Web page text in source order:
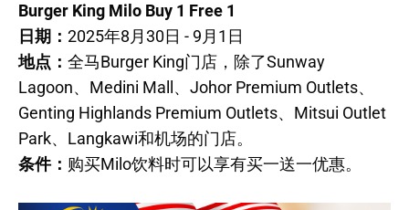
Burger King Milo Buy 1 Free 1
日期： 2025年8月30日 - 9月1日
地点： 全马Burger King门店，除了Sunway
Lagoon、Medini Mall、Johor Premium Outlets、
Genting Highlands Premium Outlets、Mitsui Outlet
Park、Langkawi和机场的门店。
条件： 购买Milo饮料时可以享有买一送一优惠。